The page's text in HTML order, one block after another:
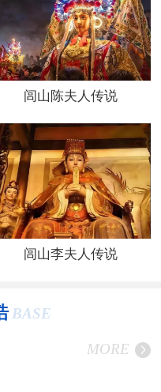
闾山陈夫人传说
闾山李夫人传说
BASE
MORE